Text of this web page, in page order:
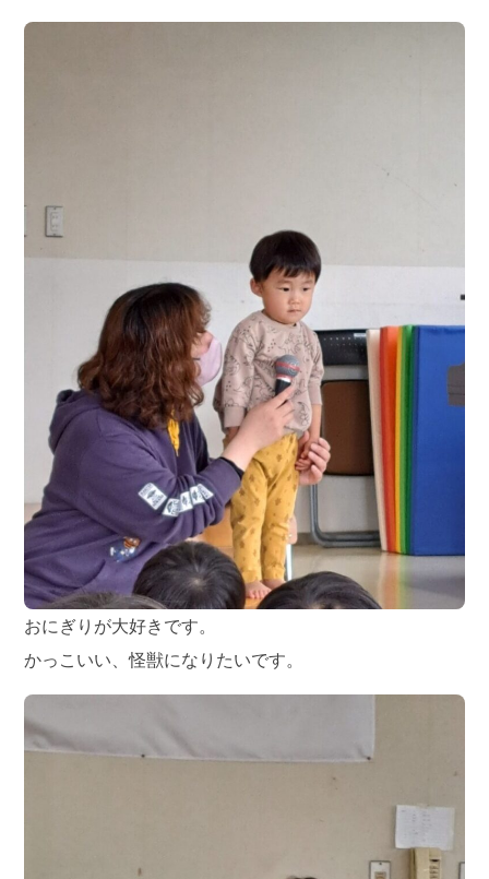
おにぎりが大好きです。
かっこいい、怪獣になりたいです。